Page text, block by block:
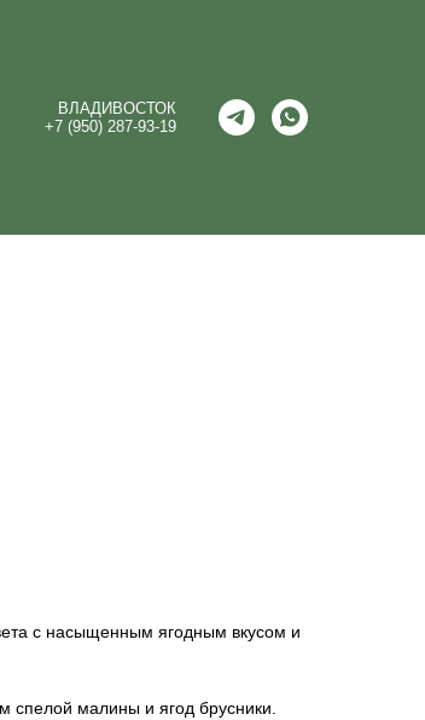
ВЛАДИВОСТОК
+7 (950) 287-93-19
с насыщенным ягодным вкусом и
спелой малины и ягод брусники.